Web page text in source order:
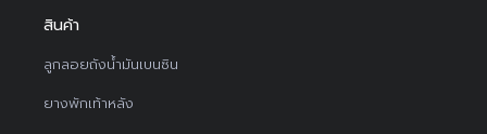
สินค้า
ลูกลอยถังน้ำมันเบนซิน
ยางพักเท้าหลัง